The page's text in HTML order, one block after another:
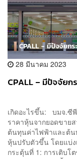
28 มีนาคม 2023
CPALL – มีปัจจัยก
เกิดอะไรขึ้น: บมจ.ซีพี
ราคาหุ้นจากยอดขาย
ต้นทุนค่าไฟฟ้าและต้น
หุ้นปรับตัวขึ้น โดยแบ่
กระตุ้นที่ 1: การเติบโ